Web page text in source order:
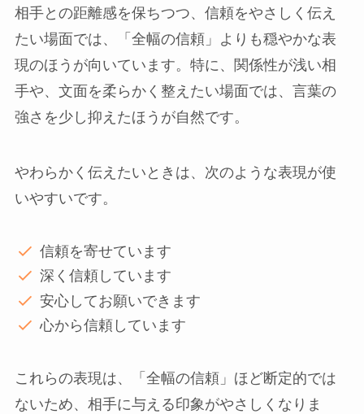
相手との距離感を保ちつつ、信頼をやさしく伝え
たい場面では、「全幅の信頼」よりも穏やかな表
現のほうが向いています。特に、関係性が浅い相
手や、文面を柔らかく整えたい場面では、言葉の
強さを少し抑えたほうが自然です。
やわらかく伝えたいときは、次のような表現が使
いやすいです。
信頼を寄せています
深く信頼しています
安心してお願いできます
心から信頼しています
これらの表現は、「全幅の信頼」ほど断定的では
ないため、相手に与える印象がやさしくなりま